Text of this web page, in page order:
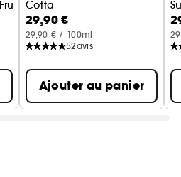
Corps et Cheveux
Cotta
Brume Parfumée Ambré
29,90 €
29,90 € / 100ml
52avis
Ajouter au panier